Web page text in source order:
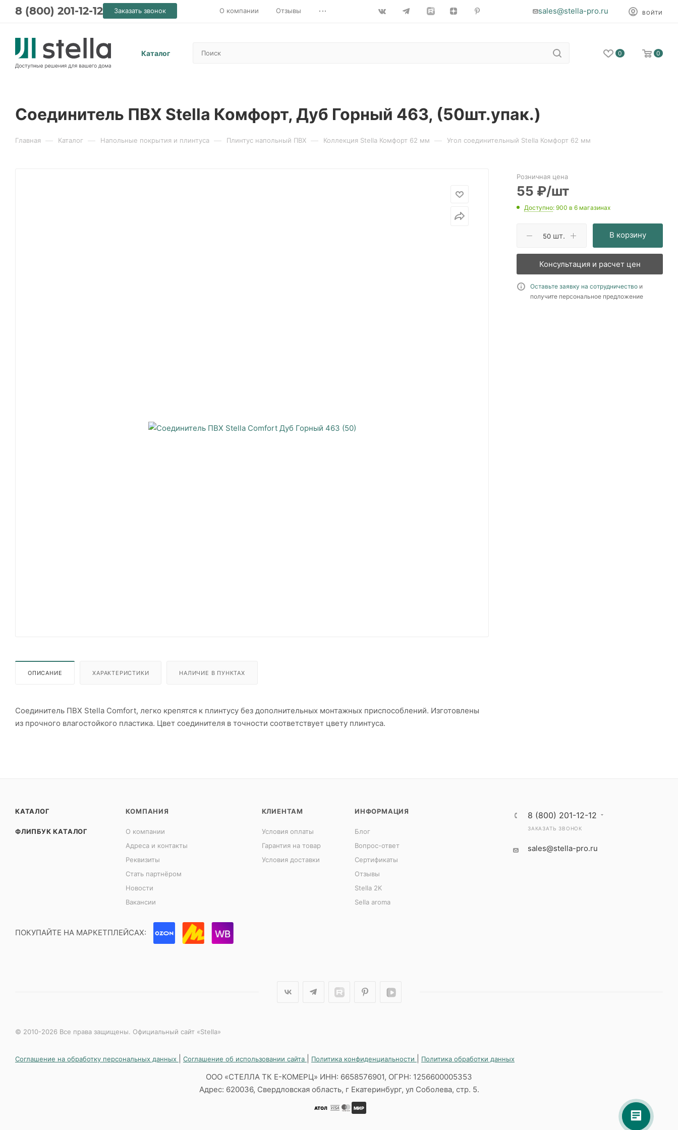
8 (800) 201-12-12 Заказать звонок О компании Отзывы ... sales@stella-pro.ru ВОЙТИ
Каталог 0 0
Соединитель ПВХ Stella Комфорт, Дуб Горный 463, (50шт.упак.)
Главная — Каталог — Напольные покрытия и плинтуса — Плинтус напольный ПВХ — Коллекция Stella Комфорт 62 мм — Угол соединительный Stella Комфорт 62 мм
ОПИСАНИЕ ХАРАКТЕРИСТИКИ НАЛИЧИЕ В ПУНКТАХ
Соединитель ПВХ Stella Comfort, легко крепятся к плинтусу без дополнительных монтажных приспособлений. Изготовлены
из прочного влагостойкого пластика. Цвет соединителя в точности соответствует цвету плинтуса.
Розничная цена
55 ₽/шт
Доступно: 900 в 6 магазинах
шт. В корзину
Консультация и расчет цен
Оставьте заявку на сотрудничество и
получите персональное предложение
КАТАЛОГ
ФЛИПБУК КАТАЛОГ
КОМПАНИЯ
О компании
Адреса и контакты
Реквизиты
Стать партнёром
Новости
Вакансии
КЛИЕНТАМ
Условия оплаты
Гарантия на товар
Условия доставки
ИНФОРМАЦИЯ
Блог
Вопрос-ответ
Сертификаты
Отзывы
Stella 2K
Sella aroma
8 (800) 201-12-12
ЗАКАЗАТЬ ЗВОНОК
sales@stella-pro.ru
ПОКУПАЙТЕ НА МАРКЕТПЛЕЙСАХ:
© 2010-2026 Все права защищены. Официальный сайт «Stella»
Соглашение на обработку персональных данных Соглашение об использовании сайта Политика конфиденциальности Политика обработки данных
ООО «СТЕЛЛА ТК Е-КОМЕРЦ» ИНН: 6658576901, ОГРН: 1256600005353
Адрес: 620036, Свердловская область, г Екатеринбург, ул Соболева, стр. 5.
АТОЛ МИР